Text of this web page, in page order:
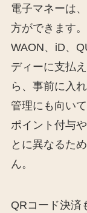
電子マネーは
方ができます
WAON、iD、
ディーに支払
ら、事前に入
管理にも向い
ポイント付与
とに異なるた
ん。
QRコード決済